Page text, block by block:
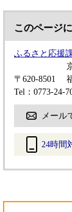
このページ
ふるさと応援
〒620-8501
Tel：0773-24-
メール
24時間
リ